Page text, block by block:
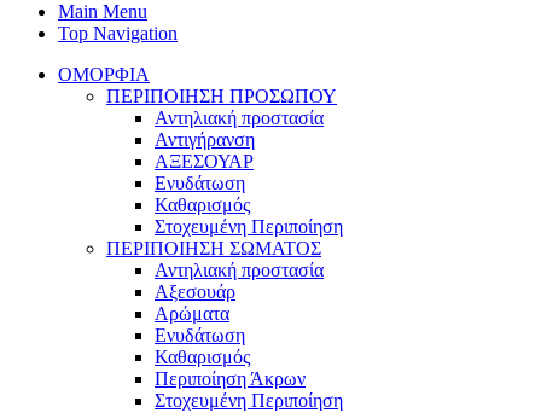
Main Menu
Top Navigation
ΟΜΟΡΦΙΑ
ΠΕΡΙΠΟΙΗΣΗ ΠΡΟΣΩΠΟΥ
Αντηλιακή προστασία
Αντιγήρανση
ΑΞΕΣΟΥΑΡ
Ενυδάτωση
Καθαρισμός
Στοχευμένη Περιποίηση
ΠΕΡΙΠΟΙΗΣΗ ΣΩΜΑΤΟΣ
Αντηλιακή προστασία
Αξεσουάρ
Αρώματα
Ενυδάτωση
Καθαρισμός
Περιποίηση Άκρων
Στοχευμένη Περιποίηση